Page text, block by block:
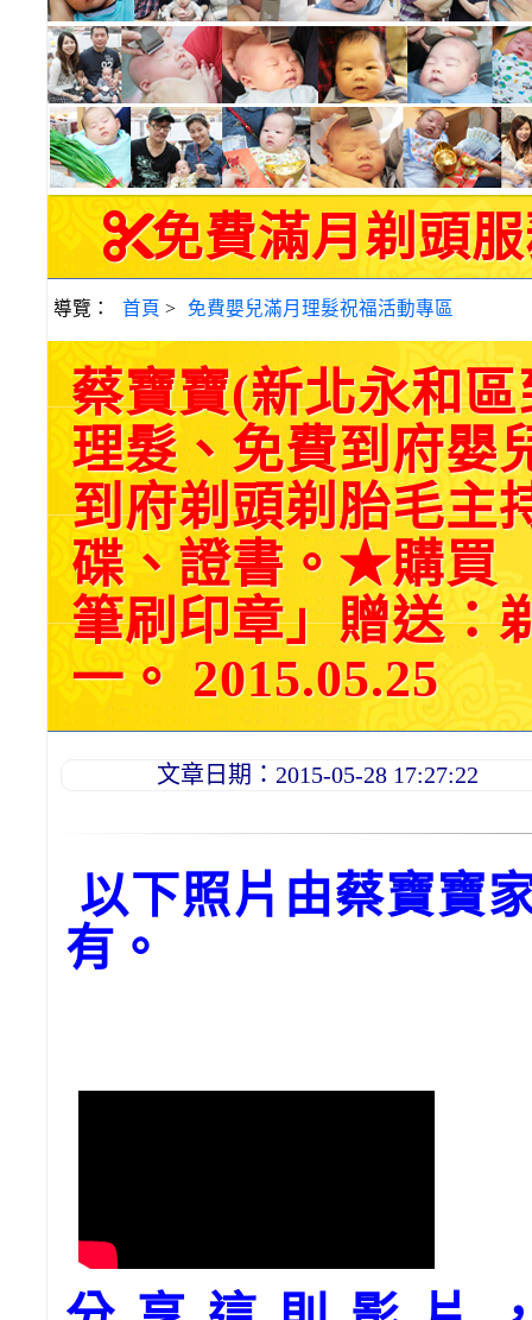
免費滿月剃頭服
導覽： 首頁 > 免費嬰兒滿月理髮祝福活動專區
蔡寶寶(新北永和
理髮、免費到府嬰
到府剃頭剃胎毛主
碟、證書。★購買
筆刷印章」贈送：
一。 2015.05.25
文章日期：2015-05-28 17:27:22
以下照片由蔡寶寶
有。